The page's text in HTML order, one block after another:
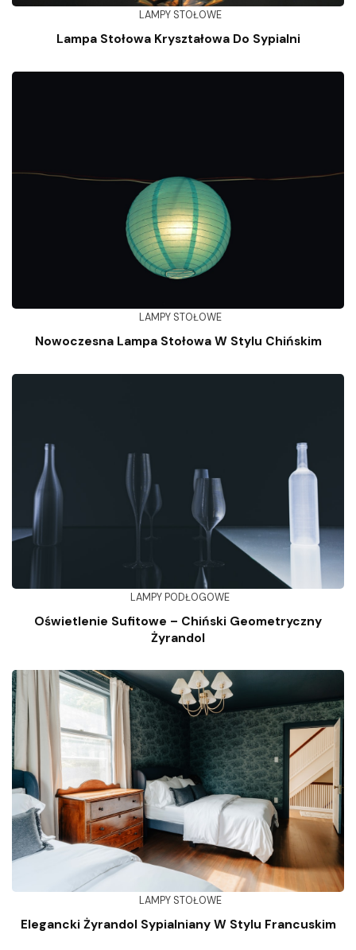
LAMPY STOŁOWE
Lampa Stołowa Kryształowa Do Sypialni
LAMPY STOŁOWE
Nowoczesna Lampa Stołowa W Stylu Chińskim
LAMPY PODŁOGOWE
Oświetlenie Sufitowe – Chiński Geometryczny
Żyrandol
LAMPY STOŁOWE
Elegancki Żyrandol Sypialniany W Stylu Francuskim